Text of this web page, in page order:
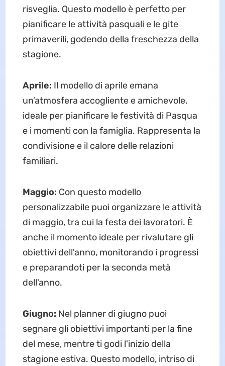
risveglia. Questo modello è perfetto per
pianificare le attività pasquali e le gite
primaverili, godendo della freschezza della
stagione.
Aprile: Il modello di aprile emana
un’atmosfera accogliente e amichevole,
ideale per pianificare le festività di Pasqua
e i momenti con la famiglia. Rappresenta la
condivisione e il calore delle relazioni
familiari.
Maggio: Con questo modello
personalizzabile puoi organizzare le attività
di maggio, tra cui la festa dei lavoratori. È
anche il momento ideale per rivalutare gli
obiettivi dell'anno, monitorando i progressi
e preparandoti per la seconda metà
dell'anno.
Giugno: Nel planner di giugno puoi
segnare gli obiettivi importanti per la fine
del mese, mentre ti godi l'inizio della
stagione estiva. Questo modello, intriso di